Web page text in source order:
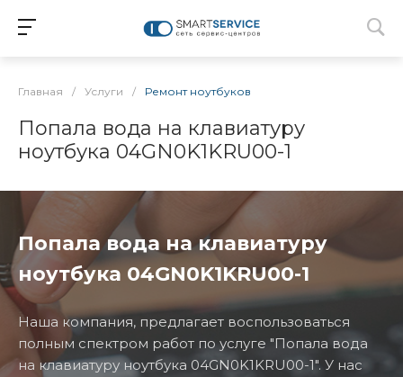
Главная / Услуги / Ремонт ноутбуков
Попала вода на клавиатуру
ноутбука 04GN0K1KRU00-1
Попала вода на клавиатуру
ноутбука 04GN0K1KRU00-1
Наша компания, предлагает воспользоваться
полным спектром работ по услуге "Попала вода
на клавиатуру ноутбука 04GN0K1KRU00-1". У нас